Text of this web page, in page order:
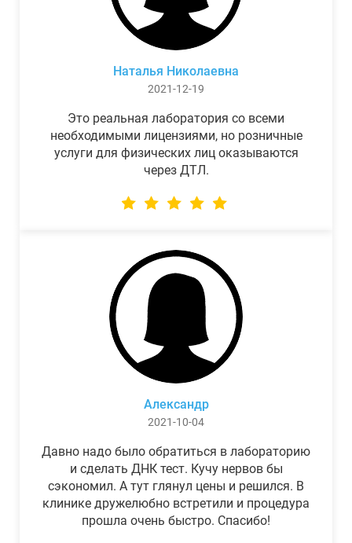
Наталья Николаевна
2021-12-19
Это реальная лаборатория со всеми
необходимыми лицензиями, но розничные
услуги для физических лиц оказываются
через ДТЛ.
Александр
2021-10-04
Давно надо было обратиться в лабораторию
и сделать ДНК тест. Кучу нервов бы
сэкономил. А тут глянул цены и решился. В
клинике дружелюбно встретили и процедура
прошла очень быстро. Спасибо!